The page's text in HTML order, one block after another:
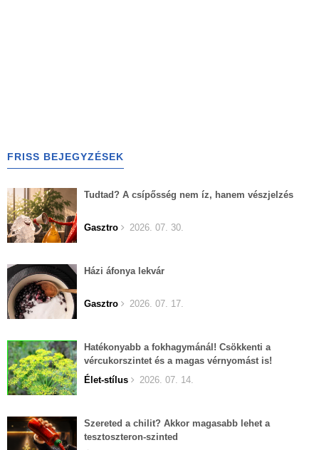
FRISS BEJEGYZÉSEK
Tudtad? A csípősség nem íz, hanem vészjelzés
Gasztro 2026. 07. 30.
Házi áfonya lekvár
Gasztro 2026. 07. 17.
Hatékonyabb a fokhagymánál! Csökkenti a
vércukorszintet és a magas vérnyomást is!
Élet-stílus
2026. 07. 14.
Szereted a chilit? Akkor magasabb lehet a
tesztoszteron-szinted